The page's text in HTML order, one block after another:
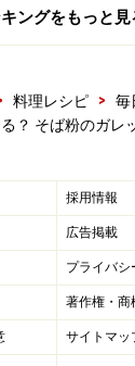
ット とろ～り
ド] 簡単おい
シュポテトを
ガレットレシ
ので、見た目
ンとしても楽
ックスで代
ングをもっと見
料理レシピ > 毎
？ そば粉のガレ
採用情報
広告掲載
プライバシ
著作権・商
サイトマッ